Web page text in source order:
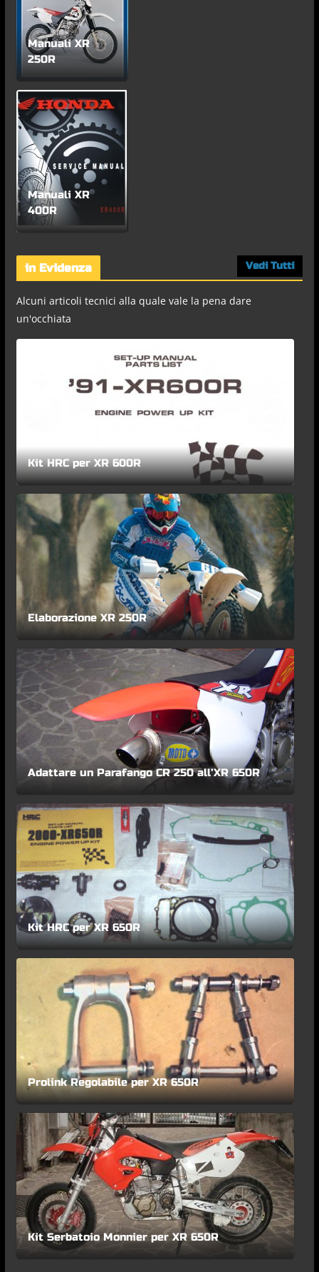
Manuali XR
250R
Manuali XR
400R
in Evidenza Vedi Tutti
Alcuni articoli tecnici alla quale vale la pena dare
un'occhiata
Kit HRC per XR 600R
Elaborazione XR 250R
Adattare un Parafango CR 250 all’XR 650R
Kit HRC per XR 650R
Prolink Regolabile per XR 650R
Kit Serbatoio Monnier per XR 650R